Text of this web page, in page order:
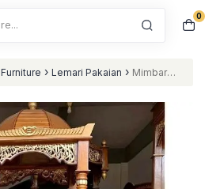
0
Furniture › Lemari Pakaian › Mimbar